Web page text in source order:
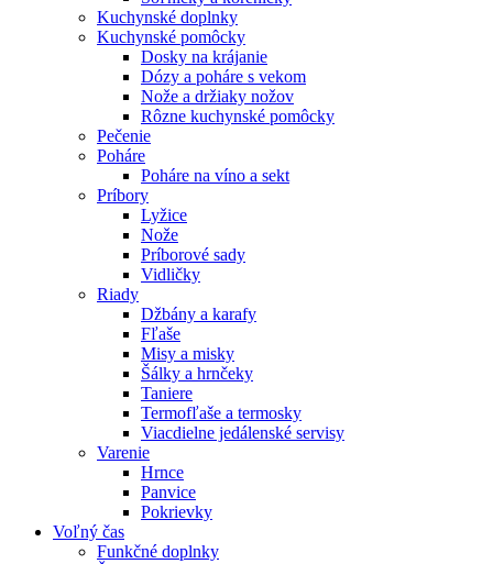
Kuchynské doplnky
Kuchynské pomôcky
Dosky na krájanie
Dózy a poháre s vekom
Nože a držiaky nožov
Rôzne kuchynské pomôcky
Pečenie
Poháre
Poháre na víno a sekt
Príbory
Lyžice
Nože
Príborové sady
Vidličky
Riady
Džbány a karafy
Fľaše
Misy a misky
Šálky a hrnčeky
Taniere
Termofľaše a termosky
Viacdielne jedálenské servisy
Varenie
Hrnce
Panvice
Pokrievky
Voľný čas
Funkčné doplnky